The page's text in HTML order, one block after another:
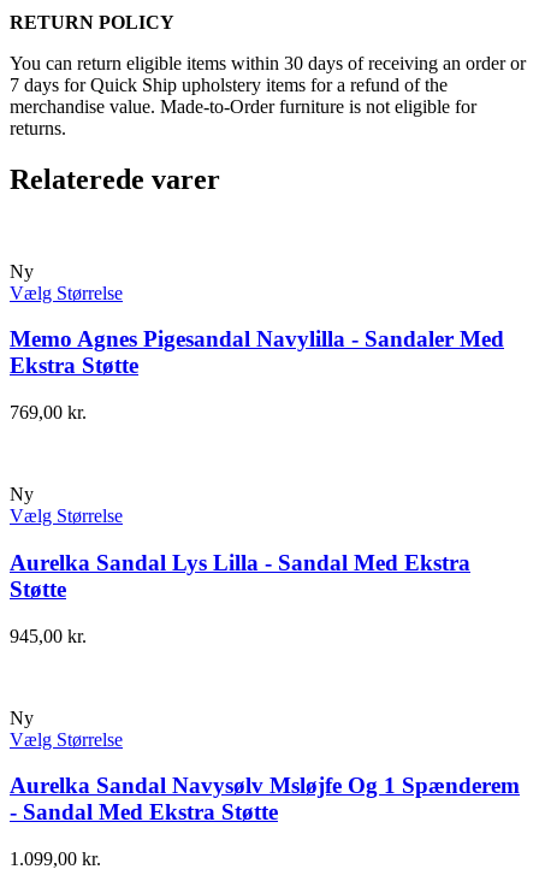
RETURN POLICY
You can return eligible items within 30 days of receiving an order or
7 days for Quick Ship upholstery items for a refund of the
merchandise value. Made-to-Order furniture is not eligible for
returns.
Relaterede varer
Ny
Vælg Størrelse
Memo Agnes Pigesandal Navylilla - Sandaler Med
Ekstra Støtte
769,00 kr.
Ny
Vælg Størrelse
Aurelka Sandal Lys Lilla - Sandal Med Ekstra
Støtte
945,00 kr.
Ny
Vælg Størrelse
Aurelka Sandal Navysølv Msløjfe Og 1 Spænderem
- Sandal Med Ekstra Støtte
1.099,00 kr.